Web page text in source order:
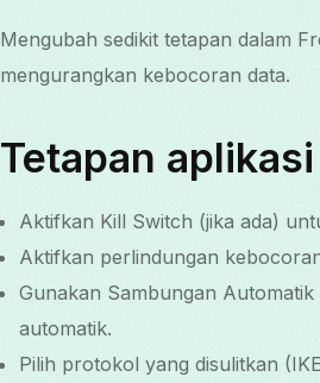
Mengubah sedikit tetapan dalam
mengurangkan kebocoran data.
Tetapan
Aktifkan Kill Switch (jika ada)
Aktifkan perlindungan
Gunakan Sambungan
automatik.
Pilih protokol yang disulitkan